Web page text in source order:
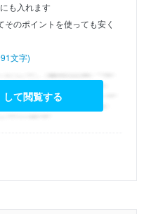
も入れます
のポイントを使っても安く
文字)
て閲覧する